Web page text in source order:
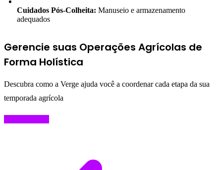
Cuidados Pós-Colheita: Manuseio e armazenamento
adequados
Gerencie suas Operações Agrícolas de
Forma Holística
Descubra como a Verge ajuda você a coordenar cada etapa da sua
temporada agrícola